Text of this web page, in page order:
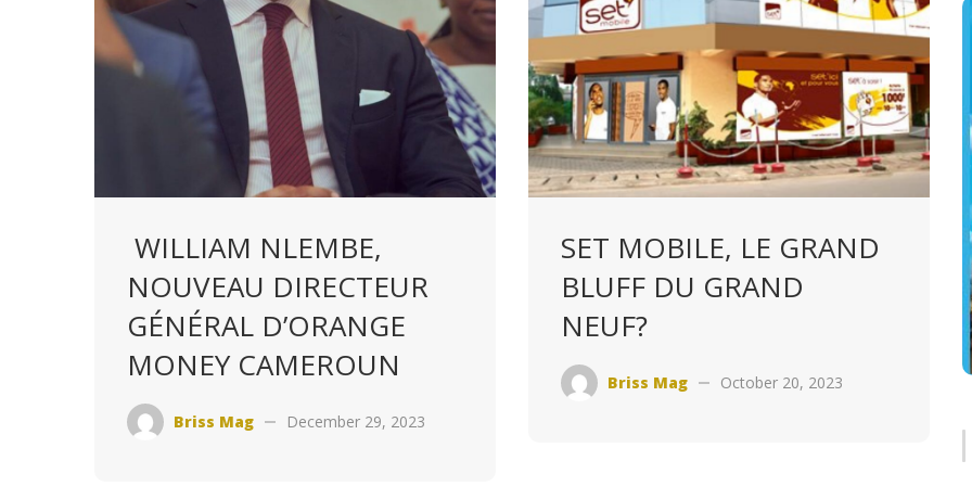
WILLIAM NLEMBE,
NOUVEAU DIRECTEUR
GÉNÉRAL D’ORANGE
MONEY CAMEROUN
Briss Mag December 29, 2023
SET MOBILE, LE GRAND
BLUFF DU GRAND
NEUF?
Briss Mag October 20, 2023